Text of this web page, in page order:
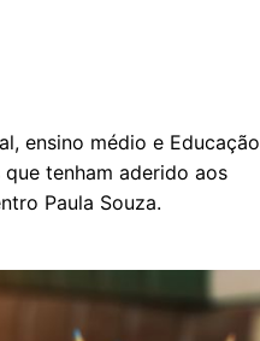
ensino médio e Educação
tenham aderido aos
Paula Souza.